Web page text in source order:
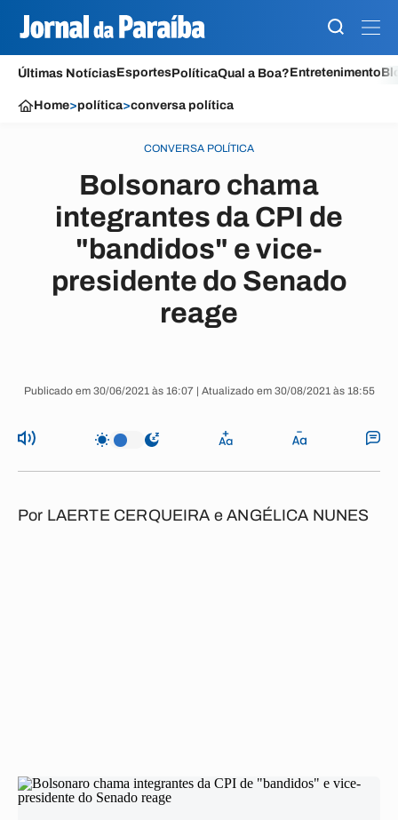
Últimas NotíciasEsportesPolíticaQual a Boa?Entretenimento
Home>política>conversa política
CONVERSA POLÍTICA
Bolsonaro chama
integrantes da CPI de
"bandidos" e vice-
presidente do Senado
reage
Publicado em 30/06/2021 às 16:07 | Atualizado em 30/08/2021 às 18:55
Por LAERTE CERQUEIRA e ANGÉLICA NUNES